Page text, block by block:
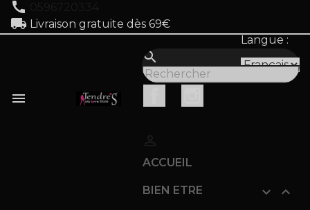
call
local_shipping Livraison gratuite dès 69€
Langue :

search
ACCUEIL
 
BIEN ETRE